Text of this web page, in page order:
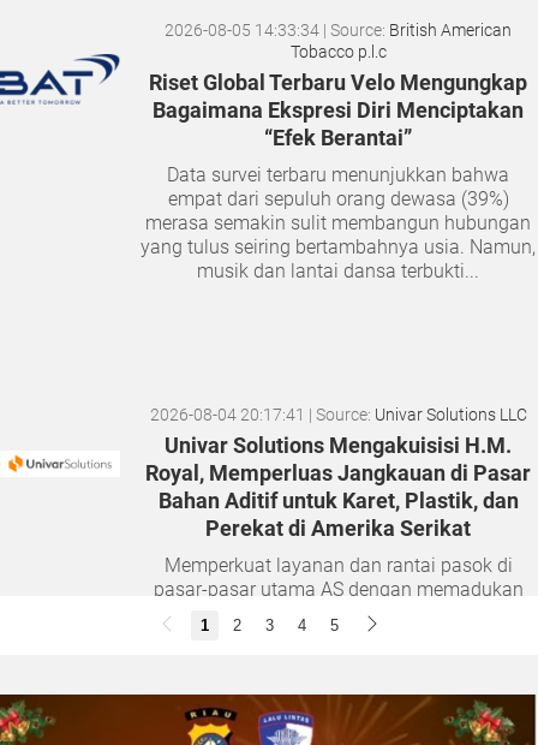
2026-08-05 14:33:34 | Source: British American
Tobacco p.l.c
Riset Global Terbaru Velo Mengungkap
Bagaimana Ekspresi Diri Menciptakan
“Efek Berantai”
Data survei terbaru menunjukkan bahwa
empat dari sepuluh orang dewasa (39%)
merasa semakin sulit membangun hubungan
yang tulus seiring bertambahnya usia. Namun,
musik dan lantai dansa terbukti...
2026-08-04 20:17:41 | Source: Univar Solutions LLC
Univar Solutions Mengakuisisi H.M.
Royal, Memperluas Jangkauan di Pasar
Bahan Aditif untuk Karet, Plastik, dan
Perekat di Amerika Serikat
Memperkuat layanan dan rantai pasok di
pasar-pasar utama AS dengan memadukan
satu abad keahlian teknis dan hubungan
pelanggan yang dilandasi kepercayaan
1 2 3 4 5